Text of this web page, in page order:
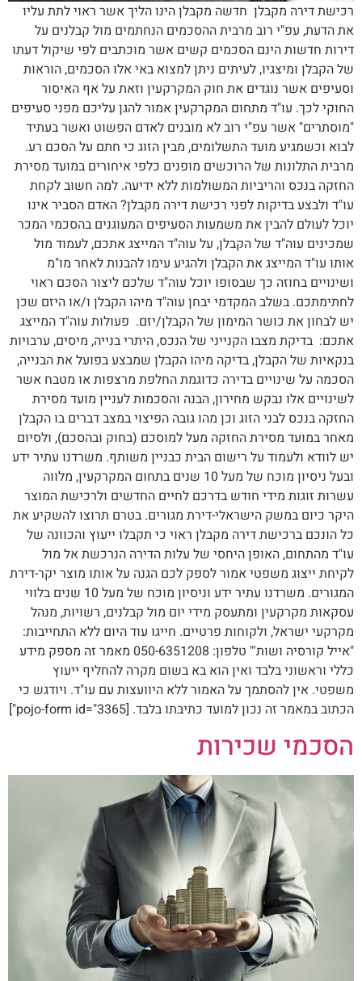
רכישת דירה מקבלן חדשה מקבלן הינו הליך אשר ראוי לתת עליו
את הדעת, עפ"י רוב מרבית ההסכמים הנחתמים מול קבלנים על
דירות חדשות הינם הסכמים קשים אשר מוכתבים לפי שיקול דעתו
של הקבלן ומיצגיו, לעיתים ניתן למצוא באי אלו הסכמים, הוראות
וסעיפים אשר נוגדים את חוק המקרקעין וזאת על אף האיסור
החוקי לכך. עו"ד מתחום המקרקעין אמור להגן עליכם מפני סעיפים
"מוסתרים" אשר עפ"י רוב לא מובנים לאדם הפשוט ואשר בעתיד
לבוא וכשמגיע מועד התשלומים, מבין הזוג כי חתם על הסכם רע.
מרבית התלונות של הרוכשים מופנים כלפי איחורים במועד מסירת
החזקה בנכס והריביות המשולמות ללא ידיעה. למה חשוב לקחת
עו"ד ולבצע בדיקות לפני רכישת דירה מקבלן? האדם הסביר אינו
יוכל לעולם להבין את משמעות הסעיפים המעוגנים בהסכמי המכר
שמכינים עוה"ד של הקבלן, על עוה"ד המייצג אתכם, לעמוד מול
אותו עו"ד המייצג את הקבלן ולהגיע עימו להבנות לאחר מו"מ
ושינויים בחוזה כך שבסופו יוכל עוה"ד שלכם ליצור הסכם ראוי
לחתימתכם. בשלב המקדמי יבחן עוה"ד מיהו הקבלן ו/או היזם שכן
יש לבחון את כושר המימון של הקבלן/יזם. פעולות עוה"ד המייצג
אתכם: בדיקת מצבו הקנייני של הנכס, היתרי בנייה, מיסים, ערבויות
בנקאיות של הקבלן, בדיקה מיהו הקבלן שמבצע בפועל את הבנייה,
הסכמה על שינויים בדירה כדוגמת החלפת מרצפות או מטבח אשר
לשינויים אלו נבקש מחירון, הבנה והסכמות לעניין מועד מסירת
החזקה בנכס לבני הזוג וכן מהו גובה הפיצוי במצב דברים בו הקבלן
מאחר במועד מסירת החזקה מעל למוסכם (בחוק ובהסכם), ולסיום
יש לוודא ולעמוד על רישום הבית כבניין משותף. משרדנו עתיר ידע
ובעל ניסיון מוכח של מעל 10 שנים בתחום המקרקעין, מלווה
עשרות זוגות מידי חודש בדרכם לחיים החדשים ולרכישת המוצר
היקר כיום במשק הישראלי-דירת מגורים. בטרם תרוצו להשקיע את
כל הונכם ברכישת דירה מקבלן ראוי כי תקבלו ייעוץ והכוונה של
עו"ד מהתחום, האופן היחסי של עלות הדירה הנרכשת אל מול
לקיחת ייצוג משפטי אמור לספק לכם הגנה על אותו מוצר יקר-דירת
המגורים. משרדנו עתיר ידע וניסיון מוכח של מעל 10 שנים בלווי
עסקאות מקרקעין ומתעסק מידי יום מול קבלנים, רשויות, מנהל
מקרקעי ישראל, ולקוחות פרטיים. חייגו עוד היום ללא התחייבות:
"אייל קורסיה ושות'" טלפון: 050-6351208 מאמר זה מספק מידע
כללי וראשוני בלבד ואין הוא בא בשום מקרה להחליף ייעוץ
משפטי. אין להסתמך על האמור ללא היוועצות עם עו"ד. ויודגש כי
הכתוב במאמר זה נכון למועד כתיבתו בלבד. [pojo-form id="3365"]
הסכמי שכירות